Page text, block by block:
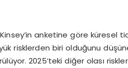
anketine göre küresel
risklerden biri olduğunu
2025’teki diğer olası